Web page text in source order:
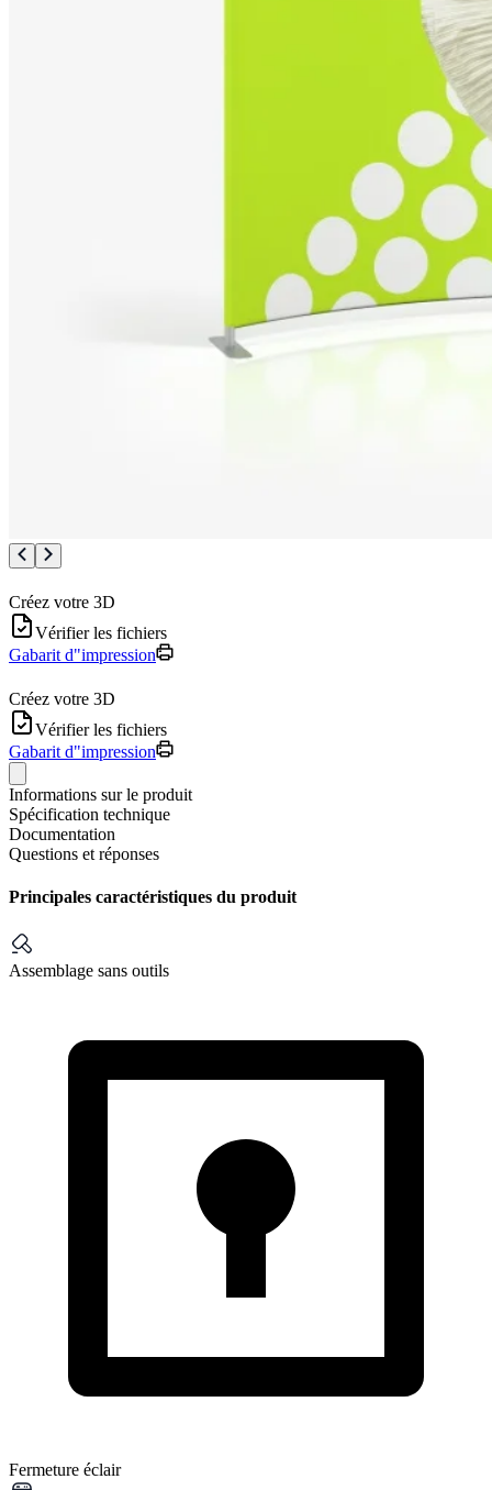
Créez votre 3D
Vérifier les fichiers
Gabarit d"impression
Créez votre 3D
Vérifier les fichiers
Gabarit d"impression
Informations sur le produit
Spécification technique
Documentation
Questions et réponses
Principales caractéristiques du produit
Assemblage sans outils
Fermeture éclair